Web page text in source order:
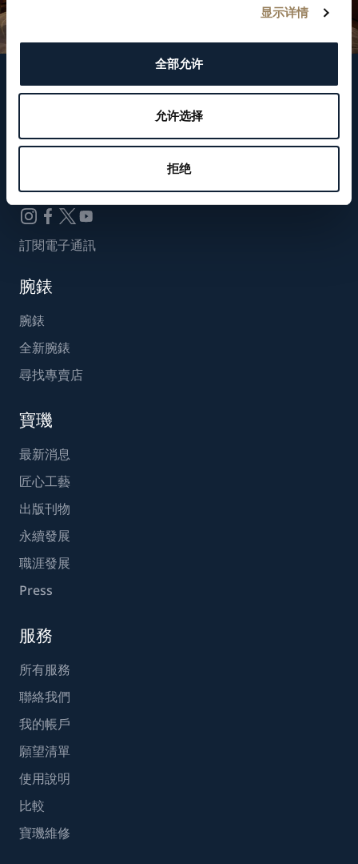
显示详情
全部允许
允许选择
拒绝
關注我們
WeChat ID
Breguet_China
訂閱電子通訊
腕錶
腕錶
全新腕錶
尋找專賣店
寶璣
最新消息
匠心工藝
出版刊物
永續發展
職涯發展
Press
服務
所有服務
聯絡我們
我的帳戶
願望清單
使用說明
比較
寶璣維修